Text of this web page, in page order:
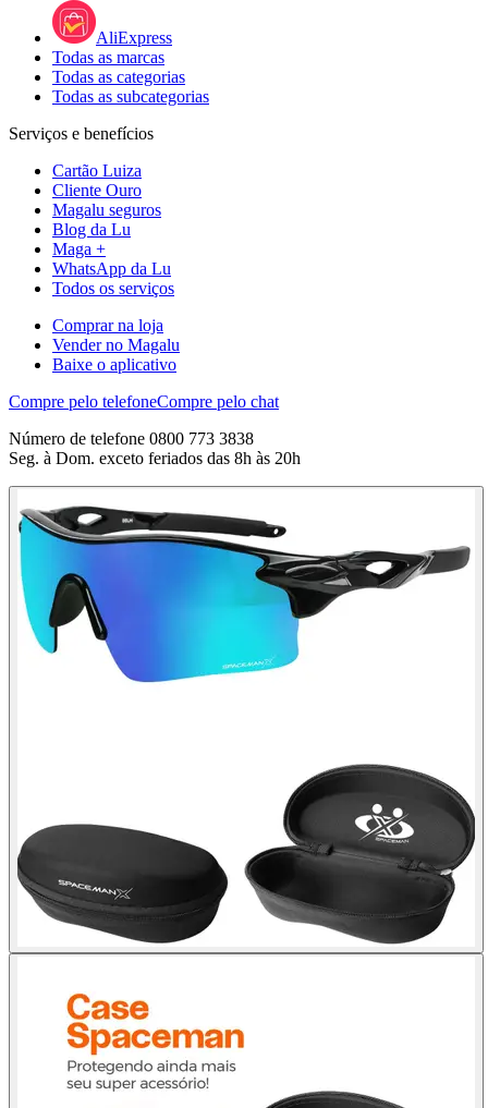
AliExpress
Todas as marcas
Todas as categorias
Todas as subcategorias
Serviços e benefícios
Cartão Luiza
Cliente Ouro
Magalu seguros
Blog da Lu
Maga +
WhatsApp da Lu
Todos os serviços
Comprar na loja
Vender no Magalu
Baixe o aplicativo
Compre pelo telefoneCompre pelo chat
Número de telefone 0800 773 3838
Seg. à Dom. exceto feriados das 8h às 20h